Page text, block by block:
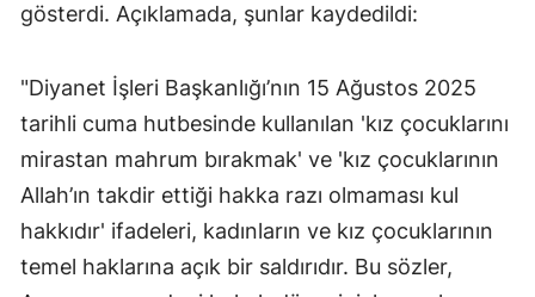
gösterdi. Açıklamada, şunlar kaydedildi:
"Diyanet İşleri Başkanlığı’nın 15 Ağustos 2025
tarihli cuma hutbesinde kullanılan 'kız çocuklarını
mirastan mahrum bırakmak' ve 'kız çocuklarının
Allah’ın takdir ettiği hakka razı olmaması kul
hakkıdır' ifadeleri, kadınların ve kız çocuklarının
temel haklarına açık bir saldırıdır. Bu sözler,